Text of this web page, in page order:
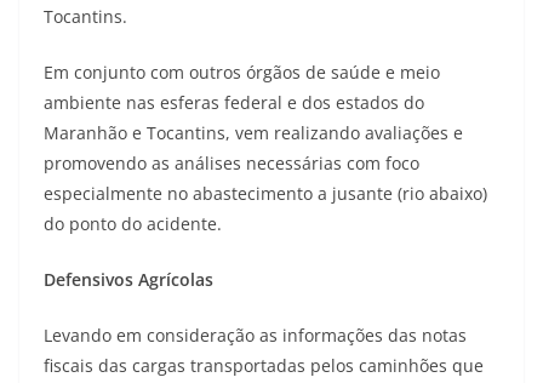
Tocantins.
Em conjunto com outros órgãos de saúde e meio
ambiente nas esferas federal e dos estados do
Maranhão e Tocantins, vem realizando avaliações e
promovendo as análises necessárias com foco
especialmente no abastecimento a jusante (rio abaixo)
do ponto do acidente.
Defensivos Agrícolas
Levando em consideração as informações das notas
fiscais das cargas transportadas pelos caminhões que